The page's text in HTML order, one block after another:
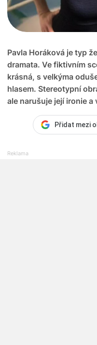
Pavla Horáková je typ
dramata. Ve fiktivním
krásná, s velkýma
hlasem. Stereotypní
ale narušuje její ironie
Přidat mezi